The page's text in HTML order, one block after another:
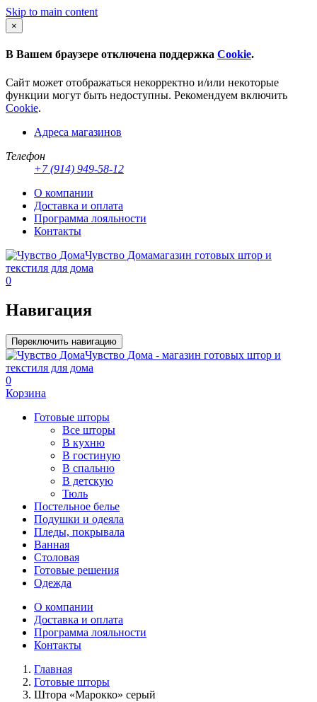
Skip to main content
×
В Вашем браузере отключена поддержка Cookie.
Сайт может отображаться некорректно и/или некоторые
функции могут быть недоступны. Рекомендуем включить
Cookie.
Адреса магазинов
Телефон
+7 (914) 949-58-12
О компании
Доставка и оплата
Программа лояльности
Контакты
Чувство Домамагазин готовых штор и
текстиля для дома
0
Навигация
Переключить навигацию
Чувство Дома - магазин готовых штор и
текстиля для дома
0
Корзина
Готовые шторы
Все шторы
В кухню
В гостиную
В спальню
В детскую
Тюль
Постельное белье
Подушки и одеяла
Пледы, покрывала
Ванная
Столовая
Готовые решения
Одежда
О компании
Доставка и оплата
Программа лояльности
Контакты
Главная
Готовые шторы
Штора «Марокко» серый